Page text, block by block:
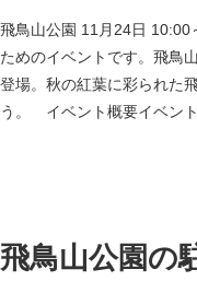
飛鳥山公園 11月24日 10:00
ためのイベントです。飛鳥
登場。秋の紅葉に彩られた
う。 イベント概要イベン
飛鳥山公園の